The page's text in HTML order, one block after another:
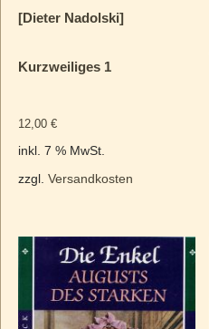
[Dieter Nadolski]
Kurzweiliges 1
12,00 €
inkl. 7 % MwSt.
zzgl. Versandkosten